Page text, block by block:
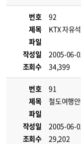
번호
92
제목
KTX 자유
파일
작성일
2005-06-
조회수
34,399
번호
91
제목
철도여행
파일
작성일
2005-06-
조회수
29,202